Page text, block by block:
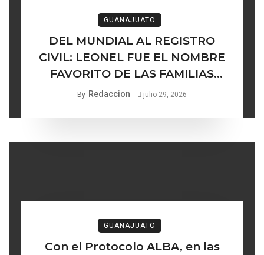
GUANAJUATO
DEL MUNDIAL AL REGISTRO
CIVIL: LEONEL FUE EL NOMBRE
FAVORITO DE LAS FAMILIAS
By Redaccion julio 29, 2026
GUANAJUATO
Con el Protocolo ALBA, en las